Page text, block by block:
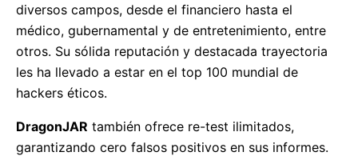
diversos campos, desde el financiero hasta el
médico, gubernamental y de entretenimiento, entre
otros. Su sólida reputación y destacada trayectoria
les ha llevado a estar en el top 100 mundial de
hackers éticos.
DragonJAR también ofrece re-test ilimitados,
garantizando cero falsos positivos en sus informes.